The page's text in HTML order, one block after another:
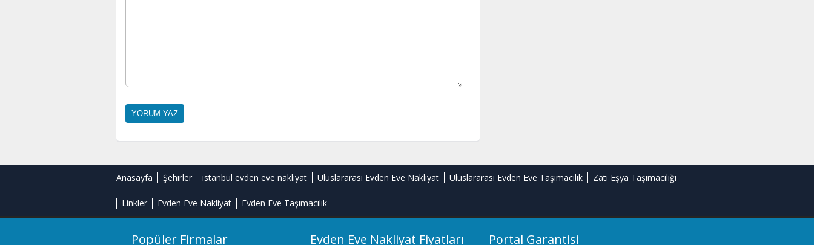
Anasayfa Şehirler istanbul evden eve nakliyat Uluslararası Evden Eve Nakliyat Uluslararası Evden Eve Taşımacılık Zati Eşya Taşımacılığı
Linkler Evden Eve Nakliyat Evden Eve Taşımacılık
Popüler Firmalar Evden Eve Nakliyat Fiyatları Portal Garantisi